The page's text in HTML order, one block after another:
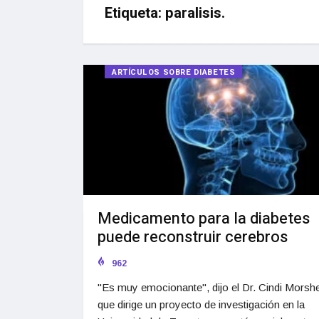
Etiqueta: paralisis.
ARTÍCULOS SOBRE DIABETES
Medicamento para la diabetes
puede reconstruir cerebros
962
"Es muy emocionante", dijo el Dr. Cindi
que dirige un proyecto de investigación en la